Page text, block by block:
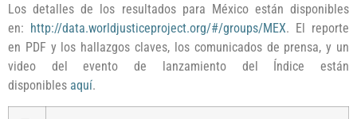
Los detalles de los resultados para México están disponibles
en: http://data.worldjusticeproject.org/#/groups/MEX. El reporte
en PDF y los hallazgos claves, los comunicados de prensa, y un
video del evento de lanzamiento del Índice están
disponibles aquí.